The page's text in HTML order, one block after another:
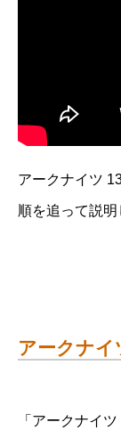
アークナイツ
順を追って説明
アークナイ
「アークナイ